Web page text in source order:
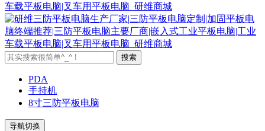
搜索
PDA
手持机
8寸三防平板电脑
导航切换